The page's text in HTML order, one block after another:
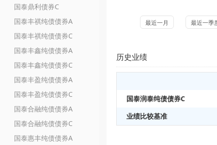
国泰鼎利债券C
国泰丰祺纯债债券A
国泰丰祺纯债债券C
国泰丰鑫纯债债券A
国泰丰鑫纯债债券C
国泰丰盈纯债债券A
国泰丰盈纯债债券C
国泰合融纯债债券A
国泰合融纯债债券C
国泰惠丰纯债债券A
最近一月 最近一季
历史业绩
国泰润泰纯债债券C
业绩比较基准